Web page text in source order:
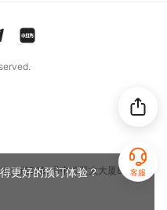
更好的预订体验？ 客服
大道5289号中粮亚太大厦801